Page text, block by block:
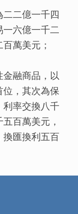
二億一千四
一六億一千二
萬美元；
金融商品，以
位，其次為保
利率交換八千
百萬美元，
匯換利五百